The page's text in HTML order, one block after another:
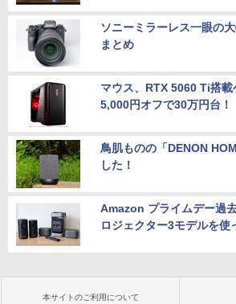
ソニーミラーレス一眼の
まとめ
マウス、RTX 5060 Ti搭
5,000円オフで30万円台！
鳥肌ものの「DENON
した！
Amazon プライムデー過
ロジェクター3モデルを使
本サイトのご利用について